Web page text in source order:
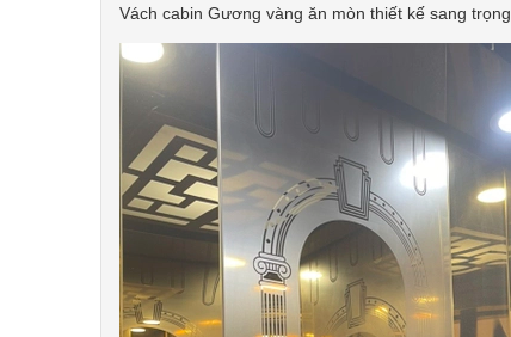
Vách cabin Gương vàng ăn mòn thiết kế sang trọng